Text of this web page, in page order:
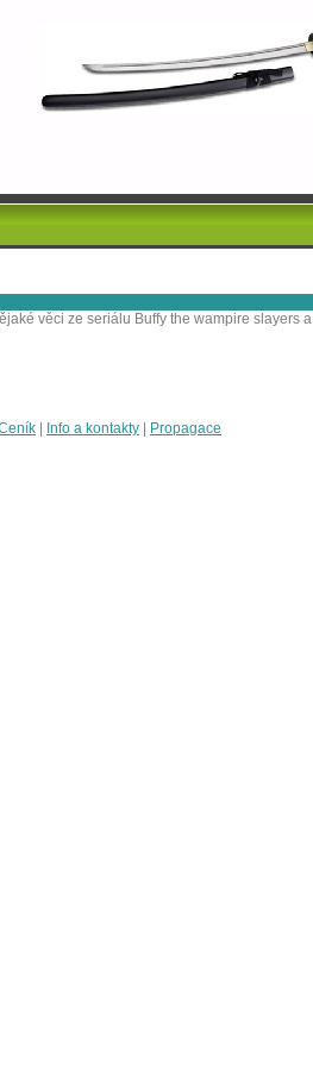
věci ze seriálu Buffy the wampire slayers a
Info a kontakty Propagace